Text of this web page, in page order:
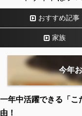
おすすめ記事
家族
今年
一年中活躍できる「こ
由！